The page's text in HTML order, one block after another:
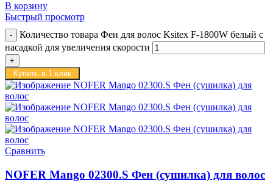
В корзину
Быстрый просмотр
Количество товара Фен для волос Ksitex F-1800W белый с
насадкой для увеличения скорости
Купить в 1 клик
Сравнить
NOFER Mango 02300.S Фен (cушилка) для волос